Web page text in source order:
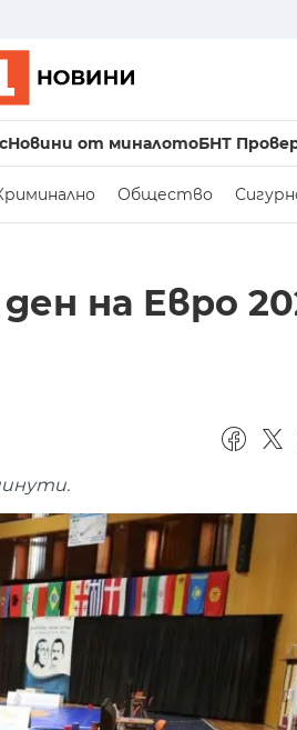
Новини от миналотоБНТ
Общество
на Евро